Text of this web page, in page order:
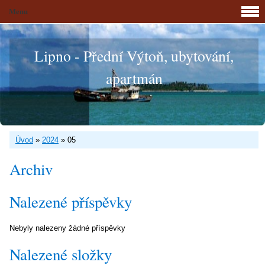
Lipno - Přední Výtoň, ubytování,
apartmán
Úvod » 2024 » 05
Archiv
Nalezené příspěvky
Nebyly nalezeny žádné příspěvky
Nalezené složky
Menu